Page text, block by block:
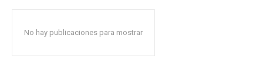
No hay publicaciones para mostrar